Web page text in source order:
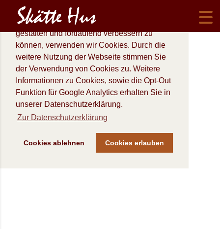
Um unsere Webseite für Sie optimal zu
gestalten und fortlaufend verbessern zu
können, verwenden wir Cookies. Durch die
weitere Nutzung der Webseite stimmen Sie
der Verwendung von Cookies zu. Weitere
Informationen zu Cookies, sowie die Opt-Out
Funktion für Google Analytics erhalten Sie in
unserer Datenschutzerklärung.
Zur Datenschutzerklärung
Cookies ablehnen Cookies erlauben